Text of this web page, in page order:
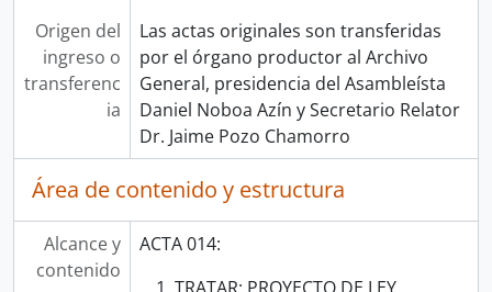
Origen del
ingreso o
transferenc
ia
Las actas originales son transferidas
por el órgano productor al Archivo
General, presidencia del Asambleísta
Daniel Noboa Azín y Secretario Relator
Dr. Jaime Pozo Chamorro
Área de contenido y estructura
Alcance y
contenido
ACTA 014: